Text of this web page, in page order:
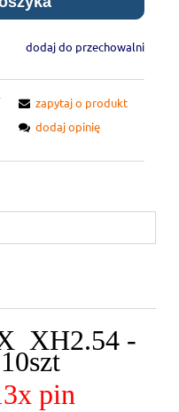
dodaj do przechowalni
zapytaj o produkt
dodaj opinię
XH2.54 -
pin